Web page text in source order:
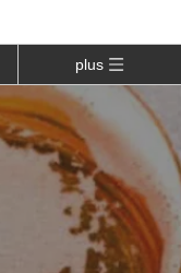
plus